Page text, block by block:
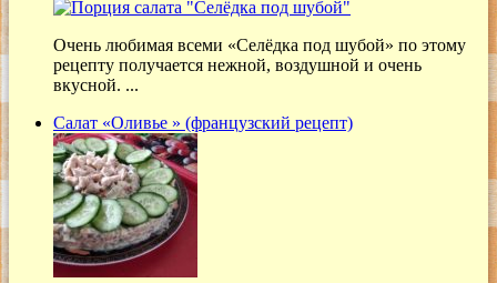
Очень любимая всеми «Селёдка под шубой» по этому
рецепту получается нежной, воздушной и очень
вкусной. ...
Салат «Оливье » (французский рецепт)